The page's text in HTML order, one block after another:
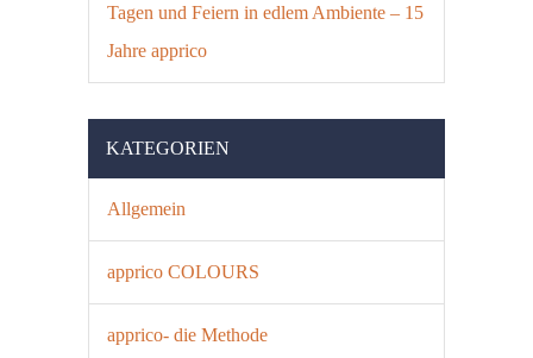
Tagen und Feiern in edlem Ambiente – 15
Jahre apprico
KATEGORIEN
Allgemein
apprico COLOURS
apprico- die Methode